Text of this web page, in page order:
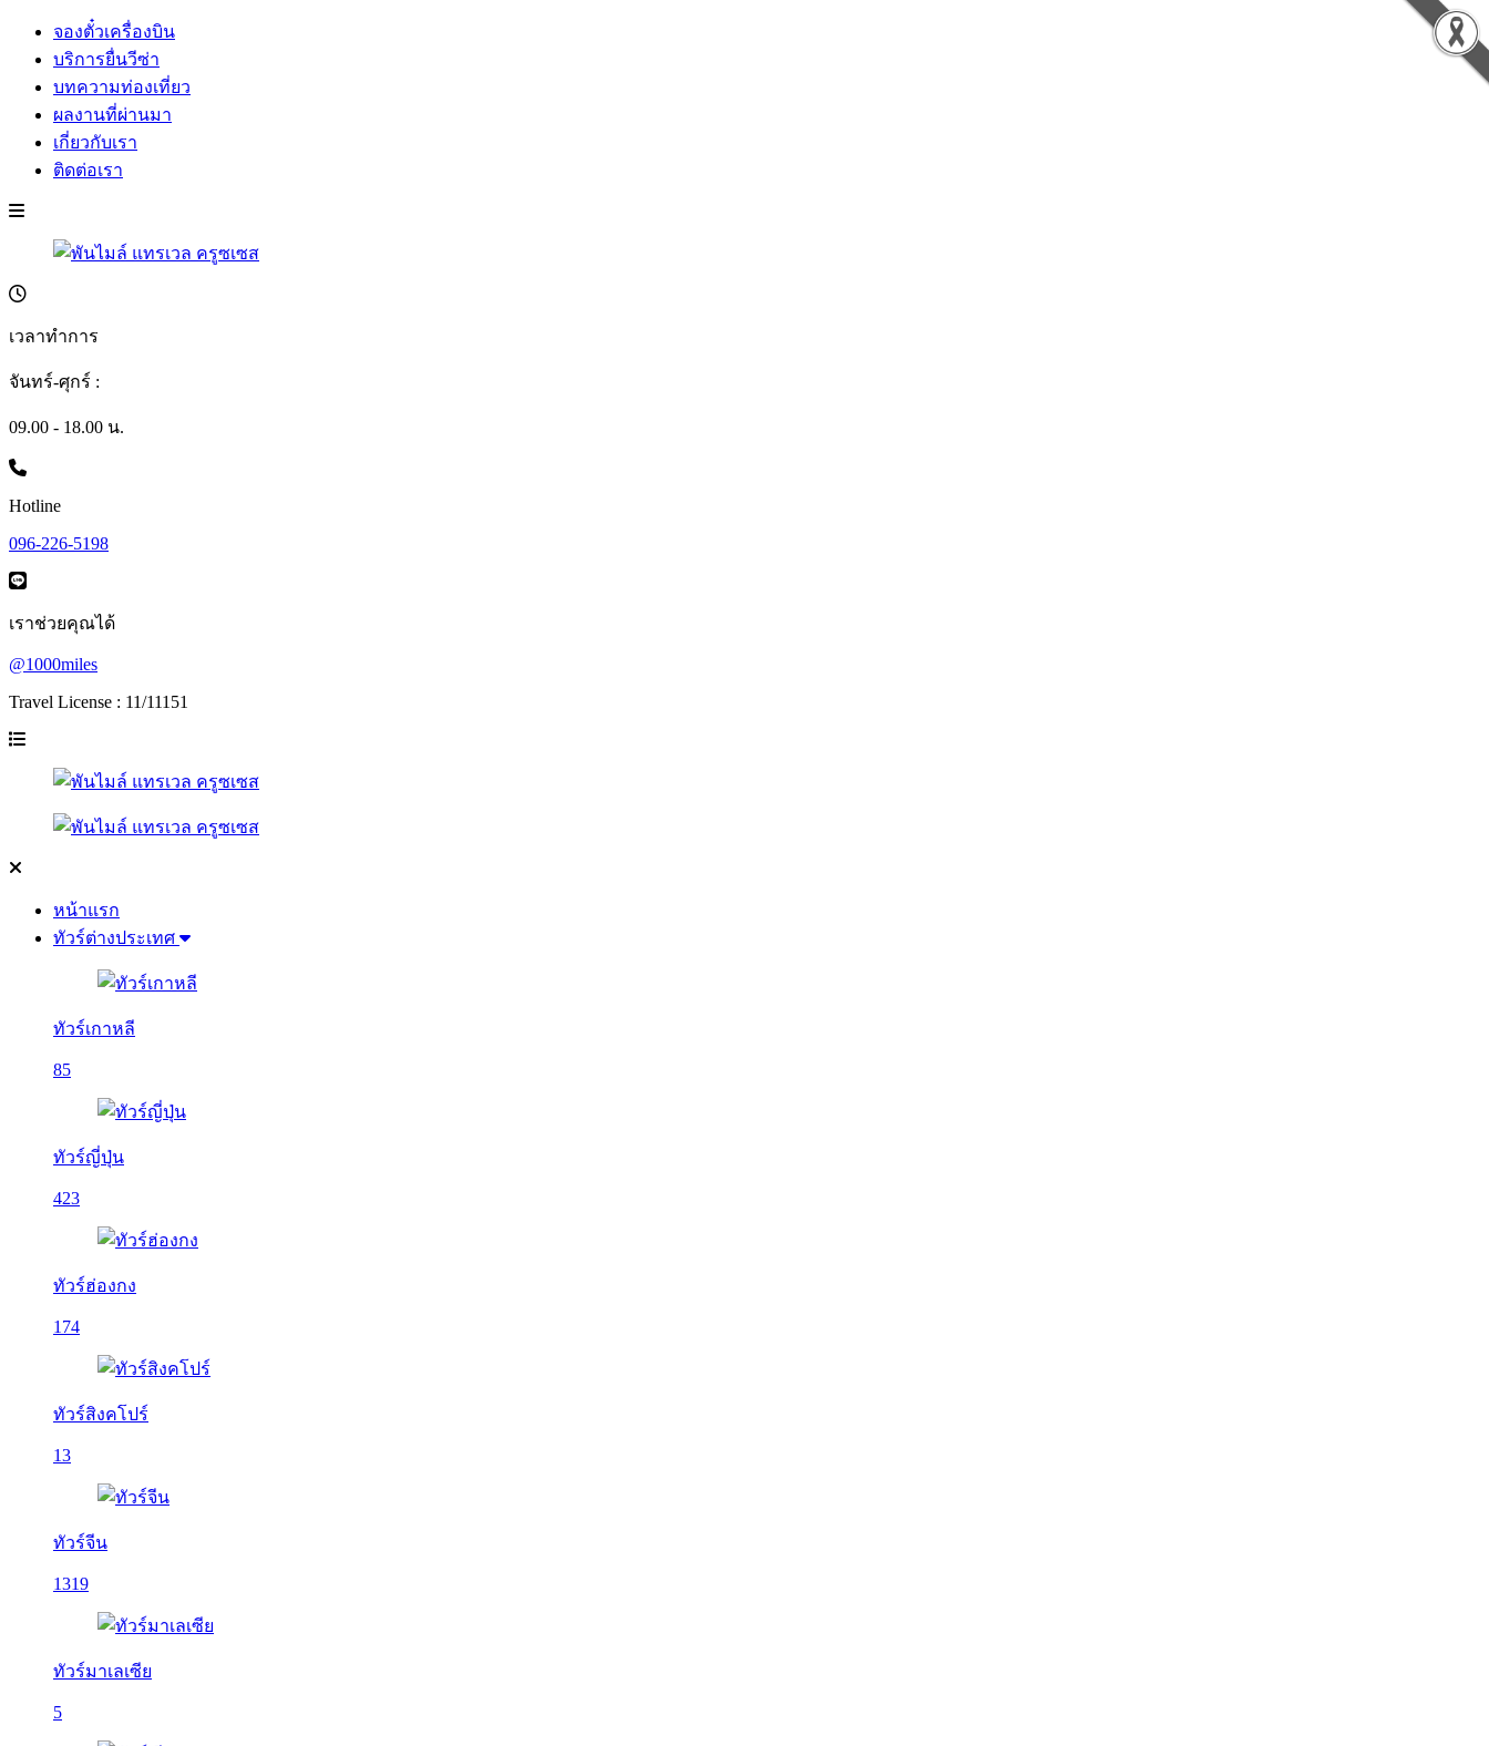
จองตั๋วเครื่องบิน
บริการยื่นวีซ่า
บทความท่องเที่ยว
ผลงานที่ผ่านมา
เกี่ยวกับเรา
ติดต่อเรา
เวลาทำการ
จันทร์-ศุกร์ :
09.00 - 18.00 น.
Hotline
096-226-5198
เราช่วยคุณได้
@1000miles
Travel License : 11/11151
หน้าแรก
ทัวร์ต่างประเทศ
ทัวร์เกาหลี
85
ทัวร์ญี่ปุ่น
423
ทัวร์ฮ่องกง
174
ทัวร์สิงคโปร์
13
ทัวร์จีน
1319
ทัวร์มาเลเซีย
5